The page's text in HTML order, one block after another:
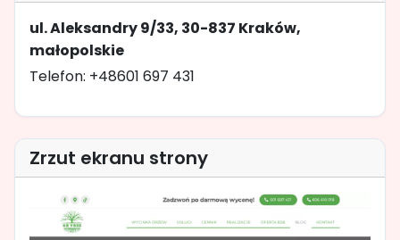
ul. Aleksandry 9/33, 30-837 Kraków,
małopolskie
Telefon: +48601 697 431
Zrzut ekranu strony